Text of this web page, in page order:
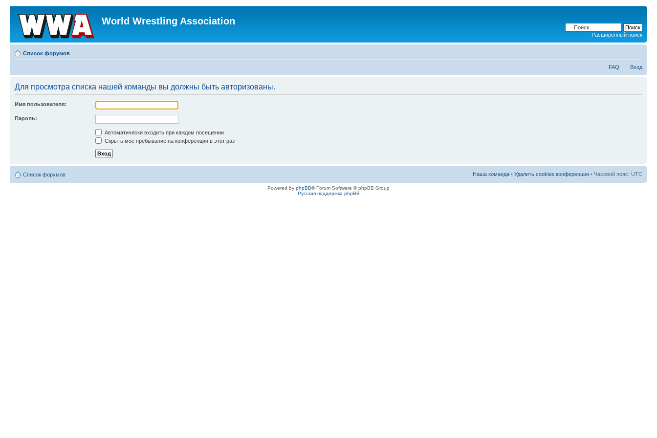
World Wrestling Association
Расширенный поиск
Список форумов
FAQ Вход
Для просмотра списка нашей команды вы должны быть авторизованы.
Имя пользователя:
Пароль:
Автоматически входить при каждом посещении
Скрыть моё пребывание на конференции в этот раз
Список форумов Наша команда • Удалить cookies конференции • Часовой пояс: UTC
Powered by phpBB® Forum Software © phpBB Group
Русская поддержка phpBB